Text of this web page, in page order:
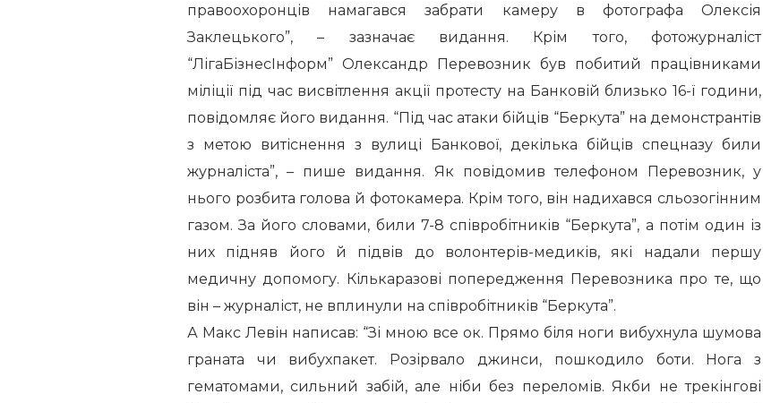
правоохоронців намагався забрати камеру в фотографа Олексія
Заклецького”, – зазначає видання. Крім того, фотожурналіст
“ЛігаБізнесІнформ” Олександр Перевозник був побитий працівниками
міліції під час висвітлення акції протесту на Банковій близько 16-ї години,
повідомляє його видання. “Під час атаки бійців “Беркута” на демонстрантів
з метою витіснення з вулиці Банкової, декілька бійців спецназу били
журналіста”, – пише видання. Як повідомив телефоном Перевозник, у
нього розбита голова й фотокамера. Крім того, він надихався сльозогінним
газом. За його словами, били 7-8 співробітників “Беркута”, а потім один із
них підняв його й підвів до волонтерів-медиків, які надали першу
медичну допомогу. Кількаразові попередження Перевозника про те, що
він – журналіст, не вплинули на співробітників “Беркута”.
А Макс Левін написав: “Зі мною все ок. Прямо біля ноги вибухнула шумова
граната чи вибухпакет. Розірвало джинси, пошкодило боти. Нога з
гематомами, сильний забій, але ніби без переломів. Якби не трекінгові